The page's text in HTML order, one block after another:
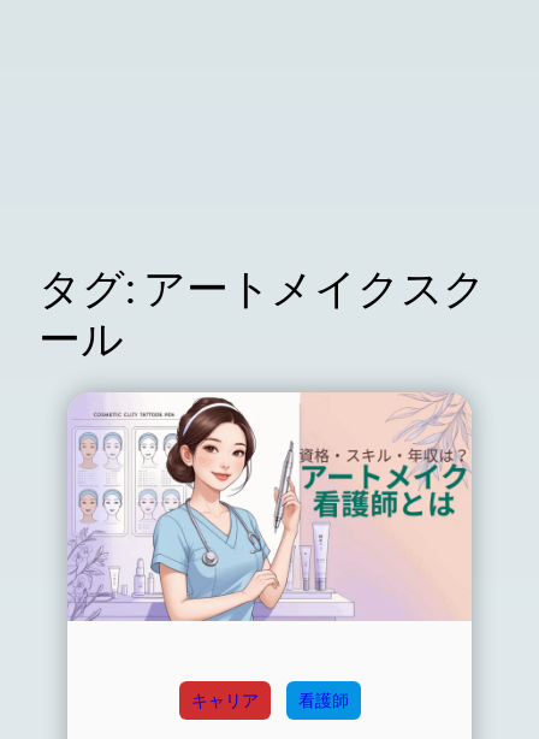
タグ: アートメイクスク
ール
キャリア 看護師